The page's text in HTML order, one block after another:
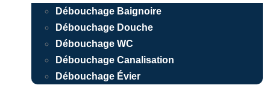
Débouchage Baignoire
Débouchage Douche
Débouchage WC
Débouchage Canalisation
Débouchage Évier